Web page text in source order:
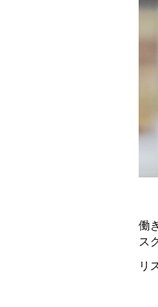
働
ス
リ